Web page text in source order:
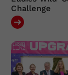
Challenge